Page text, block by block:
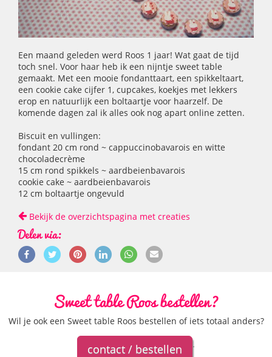
Een maand geleden werd Roos 1 jaar! Wat gaat de tijd
toch snel. Voor haar heb ik een nijntje sweet table
gemaakt. Met een mooie fondanttaart, een spikkeltaart,
een cookie cake cijfer 1, cupcakes, koekjes met lekkers
erop en natuurlijk een boltaartje voor haarzelf. De
komende dagen zal ik alles ook nog apart online zetten.
Biscuit en vullingen:
fondant 20 cm rond ~ cappuccinobavarois en witte
chocoladecrème
15 cm rond spikkels ~ aardbeienbavarois
cookie cake ~ aardbeienbavarois
12 cm boltaartje ongevuld
Bekijk de overzichtspagina met creaties
Delen via:
Sweet table Roos bestellen?
Wil je ook een Sweet table Roos bestellen of iets totaal anders?
contact / bestellen .